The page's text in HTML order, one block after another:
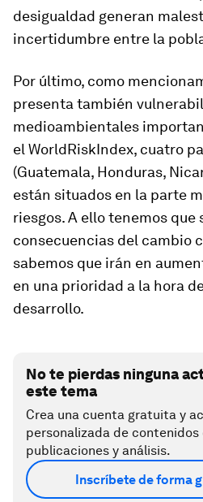
desigualdad generan
incertidumbre entre la
Por último, como
presenta también
medioambientales
el WorldRiskIndex, cuatro
(Guatemala, Honduras,
están situados en la parte
riesgos. A ello tenemos que
consecuencias del cambio
sabemos que irán en
en una prioridad a la hora
desarrollo.
No te pierdas ninguna
este tema
Crea una cuenta gratuita y
personalizada de
publicaciones y análisis.
Inscríbete de forma